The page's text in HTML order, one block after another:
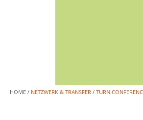
HOME / NETZWERK & TRANSFER / TURN